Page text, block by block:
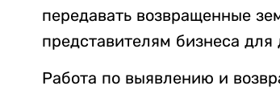
передавать возвращенные
представителям бизнеса
Работа по выявлению и